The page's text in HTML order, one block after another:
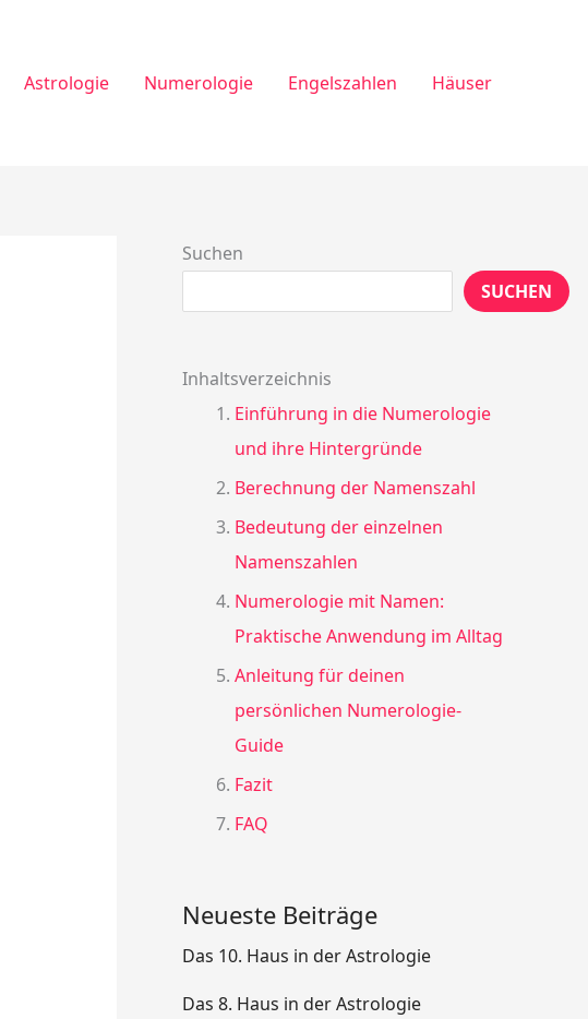
Astrologie Numerologie Engelszahlen Häuser
Suchen
SUCHEN
Inhaltsverzeichnis
Einführung in die Numerologie
und ihre Hintergründe
Berechnung der Namenszahl
Bedeutung der einzelnen
Namenszahlen
Numerologie mit Namen:
Praktische Anwendung im Alltag
Anleitung für deinen
persönlichen Numerologie-
Guide
Fazit
FAQ
Neueste Beiträge
Das 10. Haus in der Astrologie
Das 8. Haus in der Astrologie